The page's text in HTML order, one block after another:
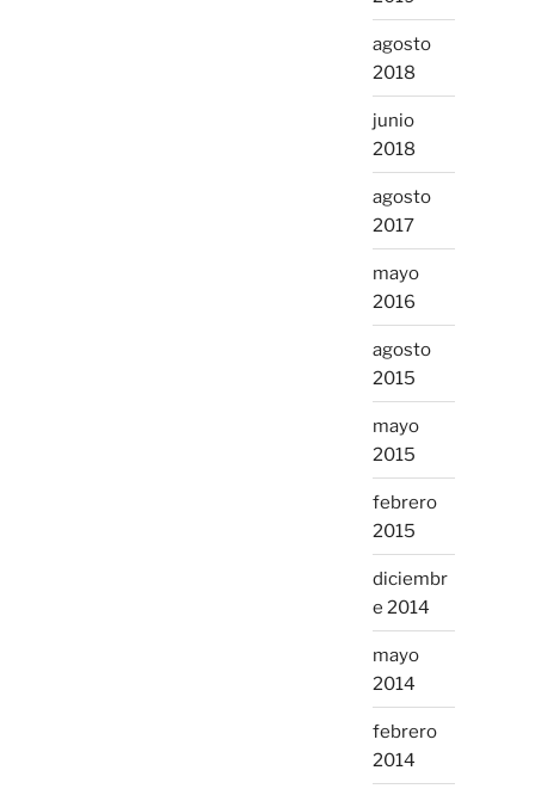
agosto
2018
junio
2018
agosto
2017
mayo
2016
agosto
2015
mayo
2015
febrero
2015
diciembr
e 2014
mayo
2014
febrero
2014